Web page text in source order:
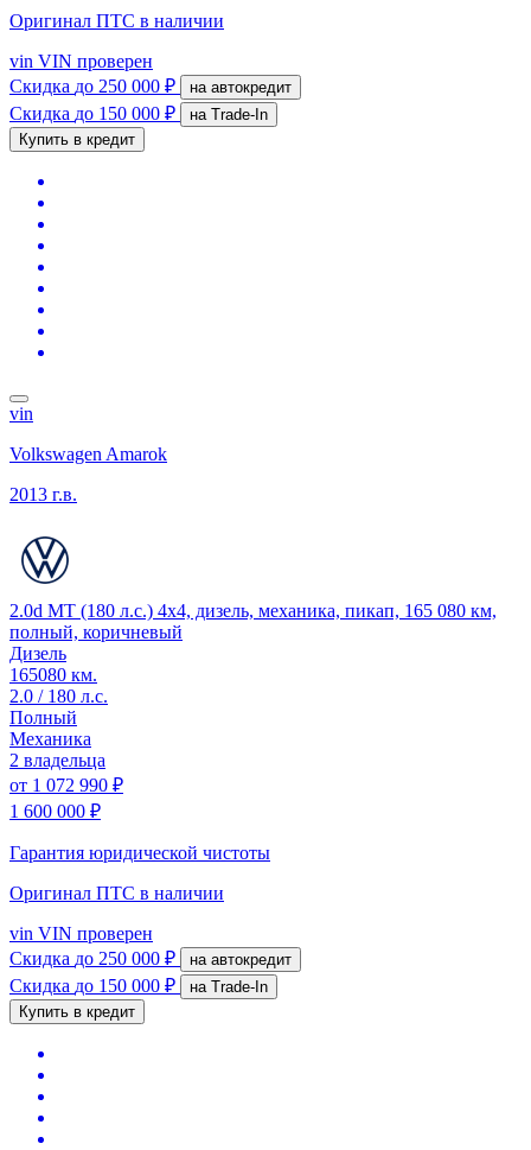
Оригинал ПТС в наличии
vin VIN проверен
Скидка до 250 000 ₽ на автокредит
Скидка до 150 000 ₽
на Trade-In
Купить в кредит
vin
Volkswagen Amarok
2013 г.в.
2.0d MT (180 л.с.) 4x4, дизель, механика, пикап, 165 080 км,
полный, коричневый
Дизель
165080 км.
2.0 / 180 л.с.
Полный
Механика
2 владельца
от 1 072 990 ₽
1 600 000 ₽
Гарантия юридической чистоты
Оригинал ПТС в наличии
vin VIN проверен
Скидка до 250 000 ₽ на автокредит
Скидка до 150 000 ₽
на Trade-In
Купить в кредит